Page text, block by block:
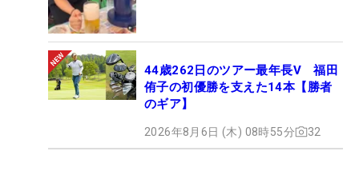
44歳262日のツアー最年長V 福田
侑子の初優勝を支えた14本【勝者
のギア】
2026年8月6日 (木) 08時55分 32